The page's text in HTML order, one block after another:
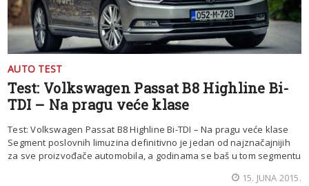
AUTO TEST
Test: Volkswagen Passat B8 Highline Bi-
TDI – Na pragu veće klase
Test: Volkswagen Passat B8 Highline Bi-TDI – Na pragu veće klase
Segment poslovnih limuzina definitivno je jedan od najznačajnijih
za sve proizvođače automobila, a godinama se baš u tom segmentu
15. JUNA 2015.